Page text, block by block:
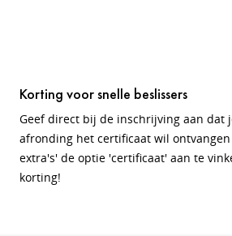
Korting voor snelle beslissers
Geef direct bij de inschrijving aan dat
afronding het certificaat wil
extra's' de optie 'certificaat' aan te
korting!